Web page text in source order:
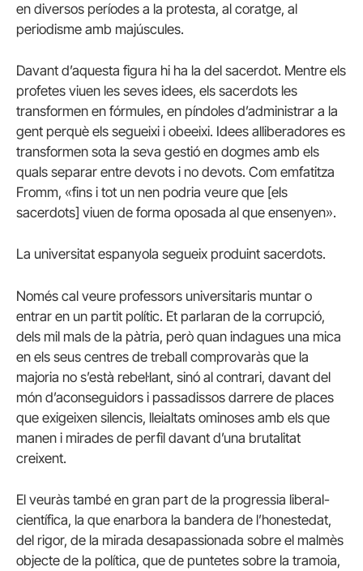
en diversos períodes a la protesta, al coratge, al
periodisme amb majúscules.
Davant d’aquesta figura hi ha la del sacerdot. Mentre els
profetes viuen les seves idees, els sacerdots les
transformen en fórmules, en píndoles d’administrar a la
gent perquè els segueixi i obeeixi. Idees alliberadores es
transformen sota la seva gestió en dogmes amb els
quals separar entre devots i no devots. Com emfatitza
Fromm, «fins i tot un nen podria veure que [els
sacerdots] viuen de forma oposada al que ensenyen».
La universitat espanyola segueix produint sacerdots.
Només cal veure professors universitaris muntar o
entrar en un partit polític. Et parlaran de la corrupció,
dels mil mals de la pàtria, però quan indagues una mica
en els seus centres de treball comprovaràs que la
majoria no s’està rebel·lant, sinó al contrari, davant del
món d’aconseguidors i passadissos darrere de places
que exigeixen silencis, lleialtats ominoses amb els que
manen i mirades de perfil davant d’una brutalitat
creixent.
El veuràs també en gran part de la progressia liberal-
científica, la que enarbora la bandera de l’honestedat,
del rigor, de la mirada desapassionada sobre el malmès
objecte de la política, que de puntetes sobre la tramoia,